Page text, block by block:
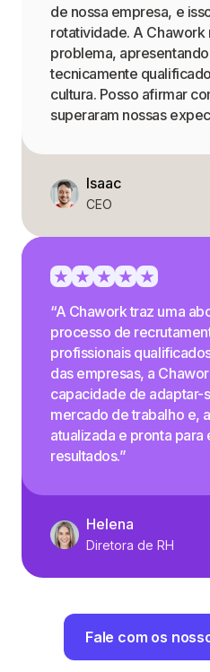
de nossa empresa, e
rotatividade. A Chawork
problema,
tecnicamente
cultura. Posso afirmar
superaram nossas
Isaac
CEO
“A Chawork traz uma
processo de
profissionais
das empresas, a
capacidade de adaptar-
mercado de trabalho e,
atualizada e pronta
resultados.”
Helena
Diretora de RH
Fale com os